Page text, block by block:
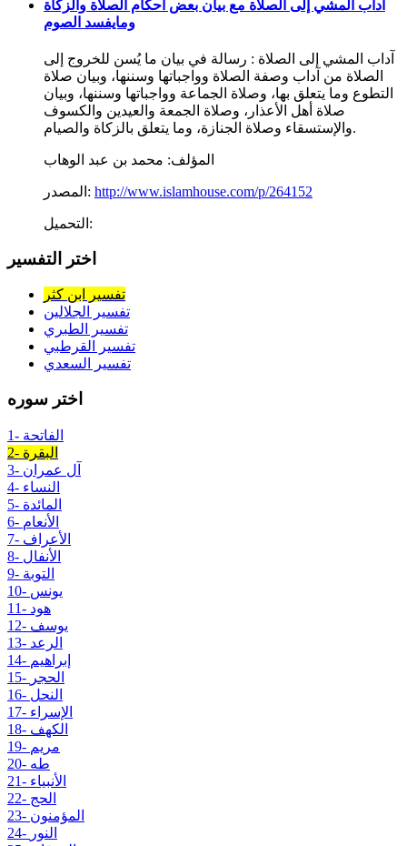
آداب المشي إلى الصلاة مع بيان بعض أحكام الصلاة والزكاة
ومايفسد الصوم
آداب المشي إلى الصلاة : رسالة في بيان ما يُسن للخروج إلى
الصلاة من آداب وصفة الصلاة وواجباتها وسننها، وبيان صلاة
التطوع وما يتعلق بها، وصلاة الجماعة وواجباتها وسننها، وبيان
صلاة أهل الأعذار، وصلاة الجمعة والعيدين والكسوف
والإستسقاء وصلاة الجنازة، وما يتعلق بالزكاة والصيام.
المؤلف: محمد بن عبد الوهاب
المصدر: http://www.islamhouse.com/p/264152
التحميل:
اختر التفسير
تفسير ابن كثر
تفسير الجلالين
تفسير الطبري
تفسير القرطبي
تفسير السعدي
اختر سوره
1- الفاتحة
2- البقرة
3- آل عمران
4- النساء
5- المائدة
6- الأنعام
7- الأعراف
8- الأنفال
9- التوبة
10- يونس
11- هود
12- يوسف
13- الرعد
14- إبراهيم
15- الحجر
16- النحل
17- الإسراء
18- الكهف
19- مريم
20- طه
21- الأنبياء
22- الحج
23- المؤمنون
24- النور